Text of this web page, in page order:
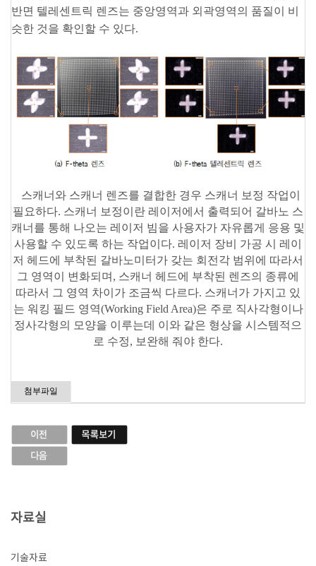
반면 텔레센트릭 렌즈는 중앙영역과 외곽영역의 품질이 비
슷한 것을 확인할 수 있다.
스캐너와 스캐너 렌즈를 결합한 경우 스캐너 보정 작업이
필요하다. 스캐너 보정이란 레이저에서 출력되어 갈바노 스
캐너를 통해 나오는 레이저 빔을 사용자가 자유롭게 응용 및
사용할 수 있도록 하는 작업이다. 레이저 장비 가공 시 레이
저 헤드에 부착된 갈바노미터가 갖는 회전각 범위에 따라서
그 영역이 변화되며, 스캐너 헤드에 부착된 렌즈의 종류에
따라서 그 영역 차이가 조금씩 다르다. 스캐너가 가지고 있
는 워킹 필드 영역(Working Field Area)은 주로 직사각형이나
정사각형의 모양을 이루는데 이와 같은 형상을 시스템적으
로 수정, 보완해 줘야 한다.
첨부파일
자료실
기술자료